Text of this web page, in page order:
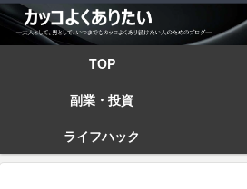
TOP
副業・投資
ライフハック